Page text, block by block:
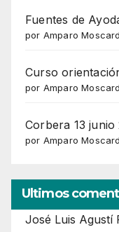
Fuentes de
por Amparo
Curso
por Amparo
Corbera 13 junio
por Amparo
Ultimos
José Luis Agustí